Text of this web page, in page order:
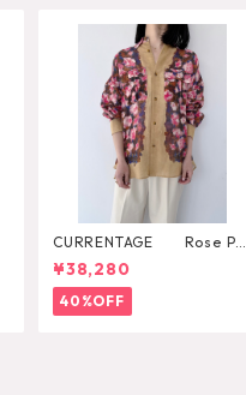
CURRENTAGE Rose Pri
nt Shirt
¥38,280
40%OFF